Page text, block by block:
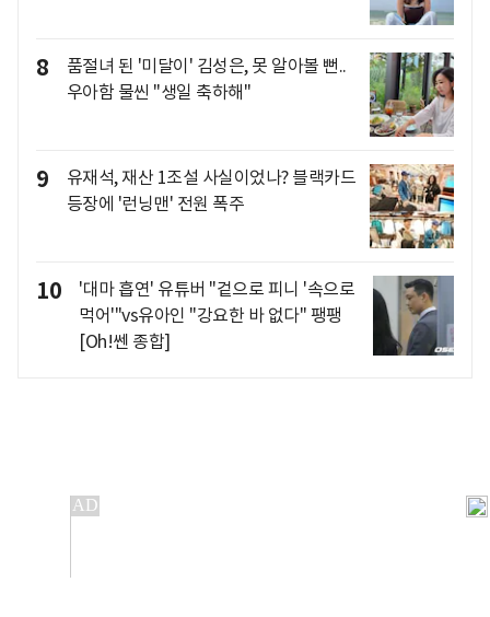
8
품절녀 된 '미달이' 김성은, 못 알아볼 뻔..
우아함 물씬 "생일 축하해"
9
유재석, 재산 1조설 사실이었나? 블랙카드
등장에 '런닝맨' 전원 폭주
10
'대마 흡연' 유튜버 "겉으로 피니 '속으로
먹어'"vs유아인 "강요한 바 없다" 팽팽
[Oh!쎈 종합]